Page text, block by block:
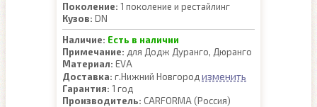
Поколение: 1 поколение и рестайлинг
Кузов: DN
Наличие: Есть в наличии
Примечание: для Додж Дуранго, Дюранго
Материал: EVA
Доставка: г.Нижний Новгород изменить
Гарантия: 1 год
Производитель: CARFORMA (Россия)